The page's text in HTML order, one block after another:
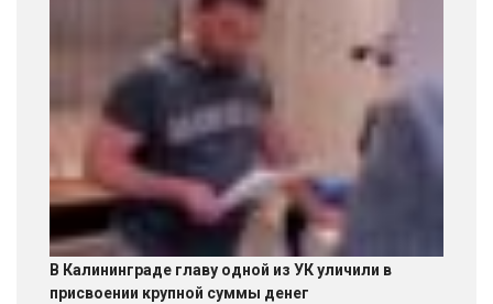
В Калининграде главу одной из УК уличили в
присвоении крупной суммы денег